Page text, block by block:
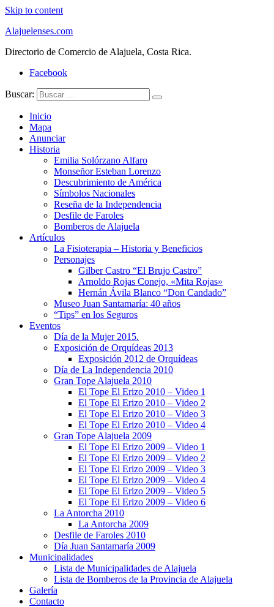
Skip to content
Alajuelenses.com
Directorio de Comercio de Alajuela, Costa Rica.
Facebook
Buscar:
Inicio
Mapa
Anunciar
Historia
Emilia Solórzano Alfaro
Monseñor Esteban Lorenzo
Descubrimiento de América
Símbolos Nacionales
Reseña de la Independencia
Desfile de Faroles
Bomberos de Alajuela
Artículos
La Fisioterapia – Historia y Beneficios
Personajes
Gilber Castro “El Brujo Castro”
Arnoldo Rojas Conejo, «Mita Rojas»
Hernán Ávila Blanco “Don Candado”
Museo Juan Santamaría: 40 años
“Tips” en los Seguros
Eventos
Día de la Mujer 2015.
Exposición de Orquídeas 2013
Exposición 2012 de Orquídeas
Día de La Independencia 2010
Gran Tope Alajuela 2010
El Tope El Erizo 2010 – Video 1
El Tope El Erizo 2010 – Video 2
El Tope El Erizo 2010 – Video 3
El Tope El Erizo 2010 – Video 4
Gran Tope Alajuela 2009
El Tope El Erizo 2009 – Video 1
El Tope El Erizo 2009 – Video 2
El Tope El Erizo 2009 – Video 3
El Tope El Erizo 2009 – Video 4
El Tope El Erizo 2009 – Video 5
El Tope El Erizo 2009 – Video 6
La Antorcha 2010
La Antorcha 2009
Desfile de Faroles 2010
Día Juan Santamaría 2009
Municipalidades
Lista de Municipalidades de Alajuela
Lista de Bomberos de la Provincia de Alajuela
Galería
Contacto